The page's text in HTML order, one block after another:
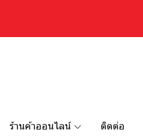
ร้านค้าออนไลน์ ติดต่อ